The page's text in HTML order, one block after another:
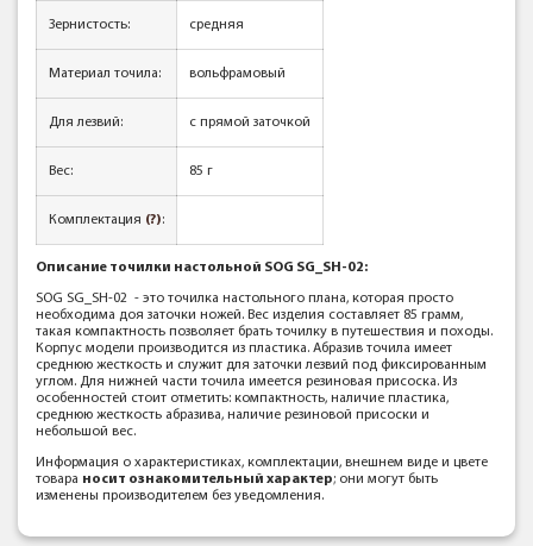
Зернистость: средняя
Материал точила: вольфрамовый
Для лезвий: с прямой заточкой
Вес: 85 г
Комплектация (?):
Описание точилки настольной SOG SG_SH-02:
SOG SG_SH-02 - это точилка настольного плана, которая просто
необходима доя заточки ножей. Вес изделия составляет 85 грамм,
такая компактность позволяет брать точилку в путешествия и походы.
Корпус модели производится из пластика. Абразив точила имеет
среднюю жесткость и служит для заточки лезвий под фиксированным
углом. Для нижней части точила имеется резиновая присоска. Из
особенностей стоит отметить: компактность, наличие пластика,
среднюю жесткость абразива, наличие резиновой присоски и
небольшой вес.
Информация о характеристиках, комплектации, внешнем виде и цвете
товара носит ознакомительный характер; они могут быть
изменены производителем без уведомления.